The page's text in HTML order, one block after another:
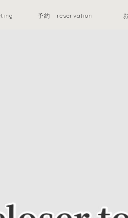
予約 reservation